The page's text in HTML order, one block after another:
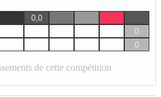
0,0
0
0
de cette compétition